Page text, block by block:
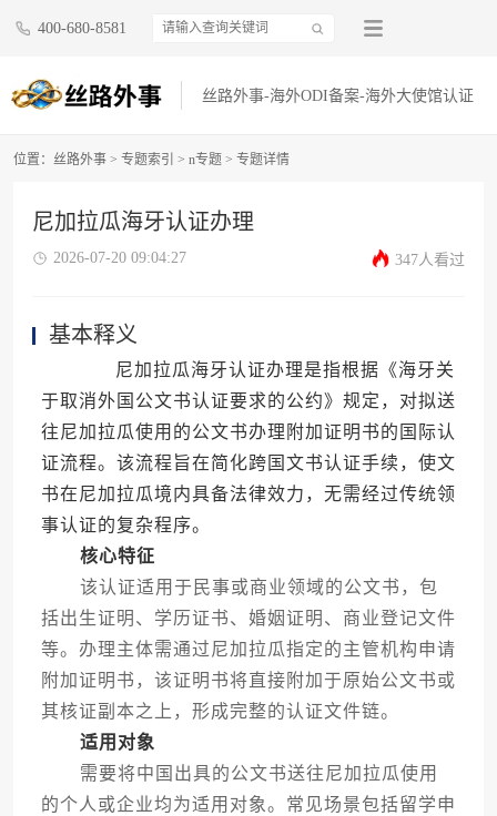
400-680-8581
丝路外事-海外ODI备案-海外大使馆认证
位置： 丝路外事 > 专题索引 > n专题 > 专题详情
尼加拉瓜海牙认证办理
2026-07-20 09:04:27 347人看过
基本释义
尼加拉瓜海牙认证办理是指根据《海牙关
于取消外国公文书认证要求的公约》规定，对拟送
往尼加拉瓜使用的公文书办理附加证明书的国际认
证流程。该流程旨在简化跨国文书认证手续，使文
书在尼加拉瓜境内具备法律效力，无需经过传统领
事认证的复杂程序。
核心特征
该认证适用于民事或商业领域的公文书，包
括出生证明、学历证书、婚姻证明、商业登记文件
等。办理主体需通过尼加拉瓜指定的主管机构申请
附加证明书，该证明书将直接附加于原始公文书或
其核证副本之上，形成完整的认证文件链。
适用对象
需要将中国出具的公文书送往尼加拉瓜使用
的个人或企业均为适用对象。常见场景包括留学申